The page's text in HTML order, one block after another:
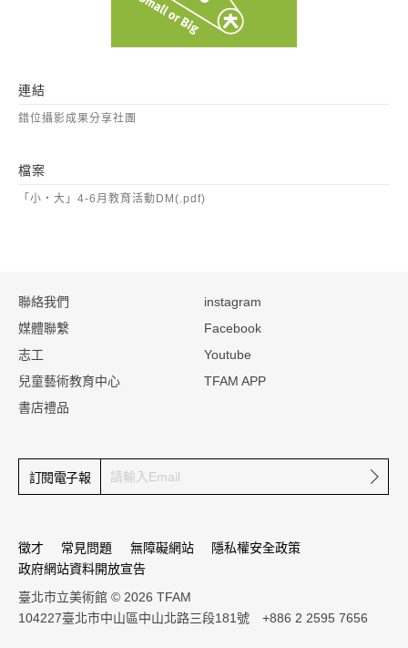
連結
錯位攝影成果分享社團
檔案
「小‧大」4-6月教育活動DM(.pdf)
聯絡我們
媒體聯繫
志工
兒童藝術教育中心
書店禮品
instagram
Facebook
Youtube
TFAM APP
訂閱電子報 確定
徵才 常見問題 無障礙網站
隱私權安全政策
政府網站資料開放宣告
臺北市立美術館 © 2026 TFAM
104227臺北市中山區中山北路三段181號 +886 2 2595 7656